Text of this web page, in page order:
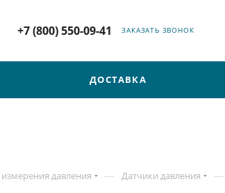
+7 (800) 550-09-41 ЗАКАЗАТЬ ЗВОНОК
ДОСТАВКА
измерения давления — Датчики давления —